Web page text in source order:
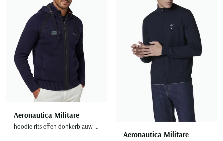
Aeronautica Militare
hoodie rits effen donkerblauw gebreid
Aeronautica Militare